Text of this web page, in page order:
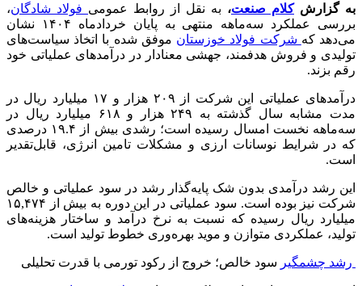
به گزارشکلام صنعت، به نقل از روابط عمومی فولاد شادگان،
بررسی عملکرد سه‌ماهه منتهی به پایان خردادماه ۱۴۰۴ نشان
می‌دهد که شرکت فولاد خوزستان موفق شده با اتخاذ سیاست‌های
تولیدی و فروش هدفمند، جهشی معنادار در درآمدهای عملیاتی خود
رقم بزند.
درآمدهای عملیاتی این شرکت از ۲۰۹ هزار و ۱۷ میلیارد ریال در
مدت مشابه سال گذشته به ۲۴۹ هزار و ۶۱۸ میلیارد ریال در
سه‌ماهه نخست امسال رسیده است؛ رشدی بیش از ۱۹.۴ درصدی
که در شرایط نوسانات ارزی و مشکلات تامین انرژی، قابل‌تقدیر
است.
این رشد درآمدی بدون شک پایه‌گذار رشد در سود عملیاتی و خالص
شرکت نیز بوده است. سود عملیاتی در این دوره به بیش از ۱۵,۴۷۴
میلیارد ریال رسیده که نسبت به نرخ درآمد و ساختار هزینه‌های
تولید، عملکردی متوازن و موید بهره‌وری خطوط تولید است.
رشد چشمگیر سود خالص؛ خروج از رکود تورمی با قدرت تحلیلی